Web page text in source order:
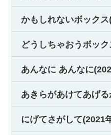
かもしれないボック
どうしちゃおうボッ
あんなに あんなに
あきらがあけてあげ
にげてさがして(2021